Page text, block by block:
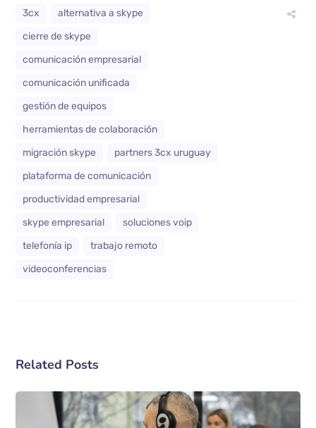
3cx
alternativa a skype
cierre de skype
comunicación empresarial
comunicación unificada
gestión de equipos
herramientas de colaboración
migración skype
partners 3cx uruguay
plataforma de comunicación
productividad empresarial
skype empresarial
soluciones voip
telefonía ip
trabajo remoto
videoconferencias
Related Posts